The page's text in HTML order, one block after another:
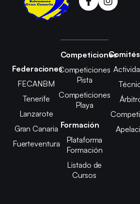
Federaciones
FECANBM
Tenerife
Lanzarote
Gran Canaria
Fuerteventura
Competiciones
Competiciones
Pista
Competiciones
Playa
Formación
Plataforma
Formación
Listado de
Cursos
Comités